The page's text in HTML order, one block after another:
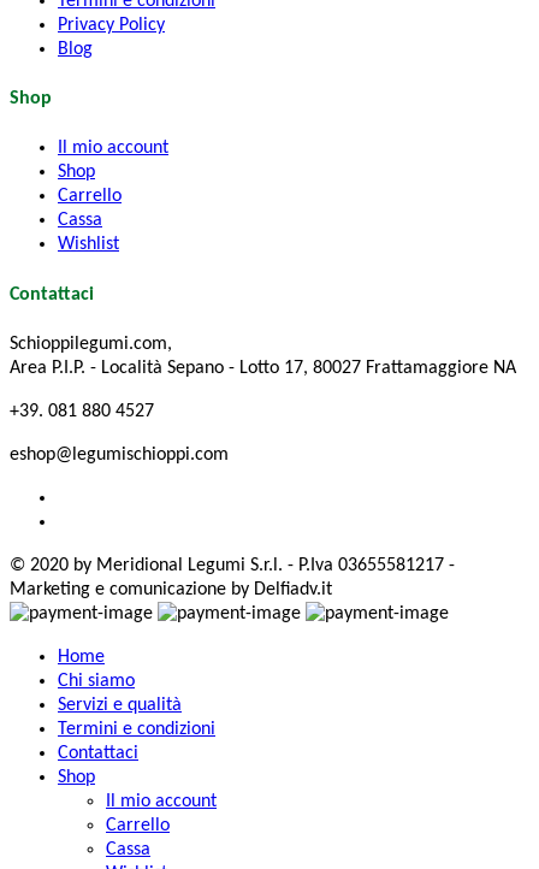
Privacy Policy
Blog
Shop
Il mio account
Shop
Carrello
Cassa
Wishlist
Contattaci
Schioppilegumi.com,
Area P.I.P. - Località Sepano - Lotto 17, 80027 Frattamaggiore NA
+39. 081 880 4527
eshop@legumischioppi.com
© 2020 by Meridional Legumi S.r.l. - P.Iva 03655581217 -
Marketing e comunicazione by Delfiadv.it
Home
Chi siamo
Servizi e qualità
Termini e condizioni
Contattaci
Shop
Il mio account
Carrello
Cassa